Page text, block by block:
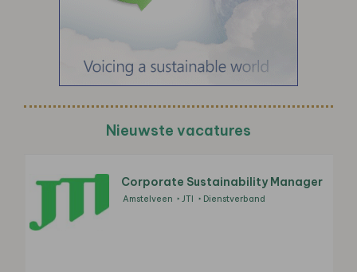
Nieuwste vacatures
Corporate Sustainability Manager
Amstelveen JTI Dienstverband